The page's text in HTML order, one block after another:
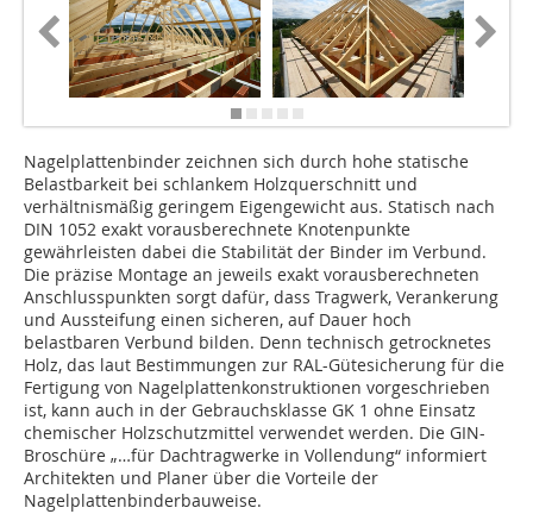
Nagelplattenbinder zeichnen sich durch hohe statische
Belastbarkeit bei schlankem Holzquerschnitt und
verhältnismäßig geringem Eigengewicht aus. Statisch nach
DIN 1052 exakt vorausberechnete Knotenpunkte
gewährleisten dabei die Stabilität der Binder im Verbund.
Die präzise Montage an jeweils exakt vorausberechneten
Anschlusspunkten sorgt dafür, dass Tragwerk, Verankerung
und Aussteifung einen sicheren, auf Dauer hoch
belastbaren Verbund bilden. Denn technisch getrocknetes
Holz, das laut Bestimmungen zur RAL-Gütesicherung für die
Fertigung von Nagelplattenkonstruktionen vorgeschrieben
ist, kann auch in der Gebrauchsklasse GK 1 ohne Einsatz
chemischer Holzschutzmittel verwendet werden. Die GIN-
Broschüre „…für Dachtragwerke in Vollendung“ informiert
Architekten und Planer über die Vorteile der
Nagelplattenbinderbauweise.